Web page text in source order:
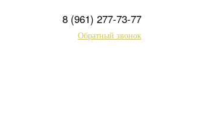
8 (961) 277-73-77
Обратный звонок